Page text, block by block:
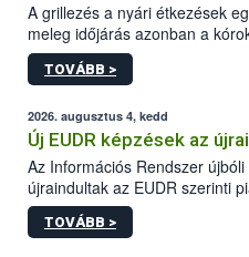
A grillezés a nyári étkezések
meleg időjárás azonban a
gyorsabb szaporodásának is
ezért nem csupán a megfelelő
higiéniai szabályok betartása,
maradékok szakszerű tárolása.
biztonsági Hivatal (Nébih)
biztonságos grillezés
TOVÁBB >
2026. augusztus 4, kedd
Új EUDR képzések az
Az Információs Rendszer
újraindultak az EUDR szerinti
képzések.
TOVÁBB >